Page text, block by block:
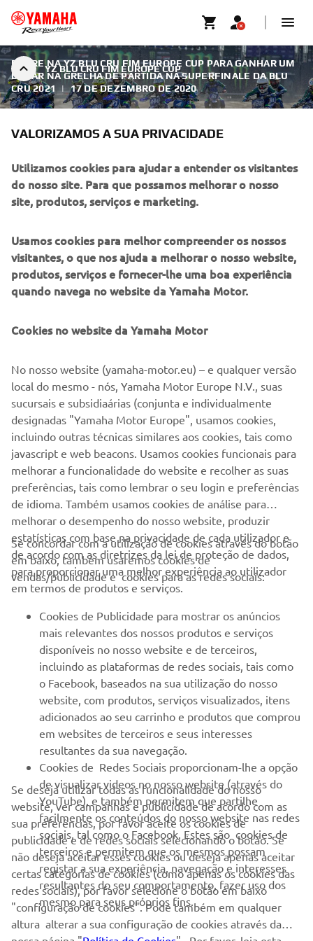
YZ BLU CRU FIM EUROPE CUP
ENTRE NA YZ BLU CRU FIM EUROPE CUP PARA GANHAR UM
LUGAR NA GRELHA DE PARTIDA NA SUPERFINALE DA BLU
CRU 2021
| 17 DE DEZEMBRO DE 2020
YZ BLU CRU FIM EUROPE CUP
Estão abertas as inscrições na série YZ125, YZ85 e YZ65
vão competir por um lugar na Superfinale da Yamaha bLU
cRU, que vai ter lugar uma vez mais a par do Motocross
das Nações Monster Energy. 120 jovens pilotos YZ
competem na série YZ bLU cRU FIM Europe Cup 2021 que
de competirem ao lado das maiores estrelas do motocross
2 leitura mínima
SAIBA MAIS
EMPRESA
PARA EMPRESAS
MAIS YAMAHA
SERVIÇO E SUPORTE
NEWSLETTER
Seja o primeiro a saber das últimas ofertas, eventos especiais,
novos lançamentos e muito mais
SUBSCREVER
Leia a nossa Política de Privacidade para saber como processamos
os seus dados pessoais: Politica de Privacidade
Portugal (Portuguese)
VALORIZAMOS A SUA PRIVACIDADE
Utilizamos cookies para ajudar a entender os visitantes
do nosso site. Para que possamos melhorar o nosso
site, produtos, serviços e marketing.
Usamos cookies para melhor compreender os nossos
visitantes, o que nos ajuda a melhorar o nosso website,
produtos, serviços e fornecer-lhe uma boa experiência
quando navega no website da Yamaha Motor.
Cookies no website da Yamaha Motor
No nosso website (yamaha-motor.eu) – e qualquer versão
local do mesmo - nós, Yamaha Motor Europe N.V., suas
sucursais e subsidiaárias (conjunta e individualmente
designadas "Yamaha Motor Europe", usamos cookies,
incluindo outras técnicas similares aos cookies, tais como
javascript e web beacons. Usamos cookies funcionais para
melhorar a funcionalidade do website e recolher as suas
preferências, tais como lembrar o seu login e preferências
de idioma. Também usamos cookies de análise para
melhorar o desempenho do nosso website, produzir
estatísticas com base na privacidade de cada utilizador e
de acordo com as diretrizes da lei de proteção de dados,
para proporcionar uma melhor experiência ao utilizador
em termos de produtos e serviços.
Se concordar com a utilização de cookies através do botão
em baixo, também usaremos cookies de
vendas/publicidade e cookies para as redes sociais:
Cookies de Publicidade para mostrar os anúncios
mais relevantes dos nossos produtos e serviços
disponíveis no nosso website e de terceiros,
incluindo as plataformas de redes sociais, tais como
o Facebook, baseados na sua utilização do nosso
website, com produtos, serviços visualizados, itens
adicionados ao seu carrinho e produtos que comprou
em websites de terceiros e seus interesses
resultantes da sua navegação.
Cookies de Redes Sociais proporcionam-lhe a opção
de visualizar videos no nosso website (através do
YouTube), e também permitem que partilhe
facilmente os conteúdos do nosso website nas redes
sociais, tal como o Facebook. Estes são cookies de
terceiros e permitem que os mesmos possam
registar a sua experiência, navegação e interesses
resultantes do seu comportamento, fazer uso dos
mesmo para seus próprios fins.
Se deseja utilizar todas as funcionalidade do nosso
website, ver campanhas e publicidade de acordo com as
sua preferências, por favor aceite os cookies de
publicidade e de redes sociais selecionando o botão. Se
não deseja aceitar esses cookies ou deseja apenas aceitar
certas categorias de cookies (como apenas os cookies das
redes sociais), por favor selecione o botão em baixo
"configuração de cookies". Pode também em qualquer
altura alterar a sua configuração de cookies através da